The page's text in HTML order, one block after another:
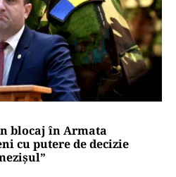
blocaj în Armata
cu putere de decizie